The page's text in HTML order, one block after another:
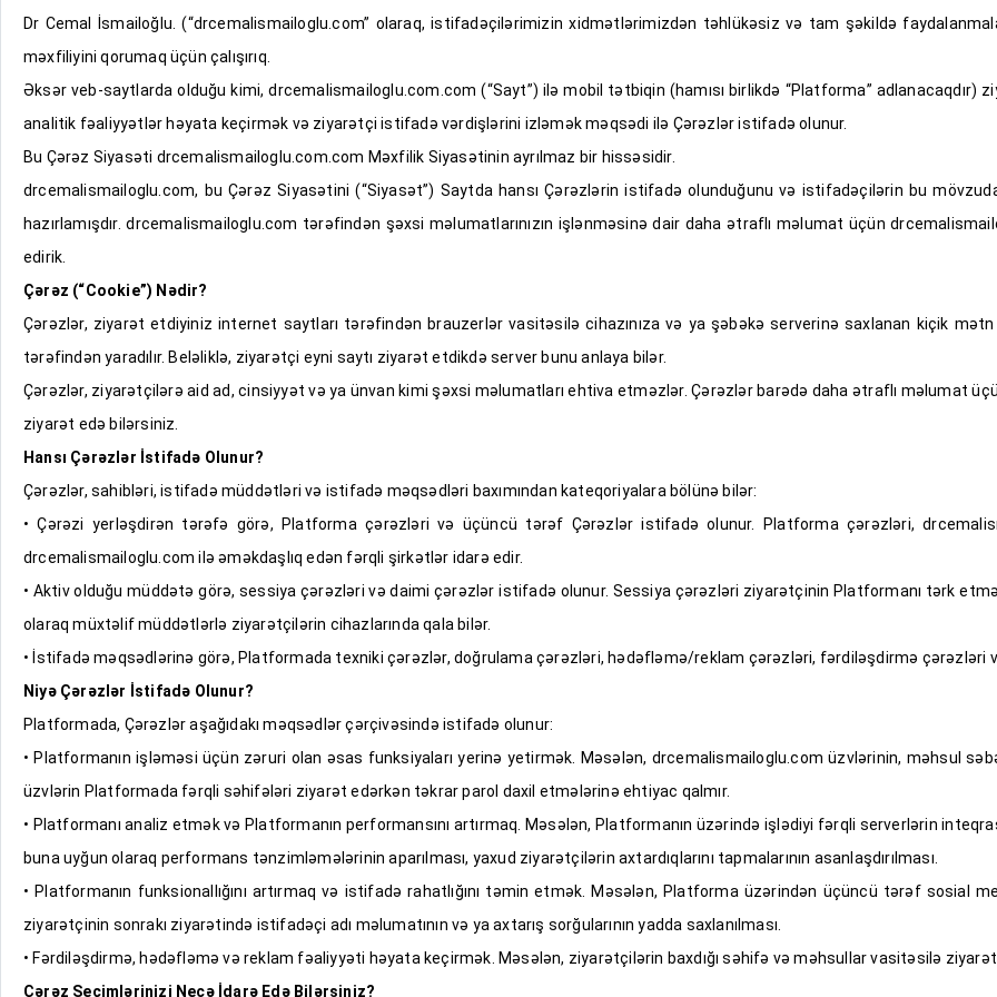
Dr Cemal İsmailoğlu. (“drcemalismailoglu.com” olaraq, istifadəçilərimizin xidmətlərimizdən təhlükəsiz və tam şəkildə
məxfiliyini qorumaq üçün çalışırıq.
Əksər veb-saytlarda olduğu kimi, drcemalismailoglu.com.com (“Sayt”) ilə mobil tətbiqin (hamısı birlikdə “Platforma”
analitik fəaliyyətlər həyata keçirmək və ziyarətçi istifadə vərdişlərini izləmək məqsədi ilə Çərəzlər istifadə olunur.
Bu Çərəz Siyasəti drcemalismailoglu.com.com Məxfilik Siyasətinin ayrılmaz bir hissəsidir.
drcemalismailoglu.com, bu Çərəz Siyasətini (“Siyasət”) Saytda hansı Çərəzlərin istifadə olunduğunu və istifadəçilərin bu
hazırlamışdır. drcemalismailoglu.com tərəfindən şəxsi məlumatlarınızın işlənməsinə dair daha ətraflı məlumat üçün
edirik.
Çərəz (“Cookie”) Nədir?
Çərəzlər, ziyarət etdiyiniz internet saytları tərəfindən brauzerlər vasitəsilə cihazınıza və ya şəbəkə serverinə saxlanan kiçik
tərəfindən yaradılır. Beləliklə, ziyarətçi eyni saytı ziyarət etdikdə server bunu anlaya bilər.
Çərəzlər, ziyarətçilərə aid ad, cinsiyyət və ya ünvan kimi şəxsi məlumatları ehtiva etməzlər. Çərəzlər barədə daha ətraflı məlumat
ziyarət edə bilərsiniz.
Hansı Çərəzlər İstifadə Olunur?
Çərəzlər, sahibləri, istifadə müddətləri və istifadə məqsədləri baxımından kateqoriyalara bölünə bilər:
• Çərəzi yerləşdirən tərəfə görə, Platforma çərəzləri və üçüncü tərəf Çərəzlər istifadə olunur. Platforma çərəzləri,
drcemalismailoglu.com ilə əməkdaşlıq edən fərqli şirkətlər idarə edir.
• Aktiv olduğu müddətə görə, sessiya çərəzləri və daimi çərəzlər istifadə olunur. Sessiya çərəzləri ziyarətçinin Platformanı tərk
olaraq müxtəlif müddətlərlə ziyarətçilərin cihazlarında qala bilər.
• İstifadə məqsədlərinə görə, Platformada texniki çərəzlər, doğrulama çərəzləri, hədəfləmə/reklam çərəzləri, fərdiləşdirmə çərəzləri
Niyə Çərəzlər İstifadə Olunur?
Platformada, Çərəzlər aşağıdakı məqsədlər çərçivəsində istifadə olunur:
• Platformanın işləməsi üçün zəruri olan əsas funksiyaları yerinə yetirmək. Məsələn, drcemalismailoglu.com üzvlərinin, məhsul
üzvlərin Platformada fərqli səhifələri ziyarət edərkən təkrar parol daxil etmələrinə ehtiyac qalmır.
• Platformanı analiz etmək və Platformanın performansını artırmaq. Məsələn, Platformanın üzərində işlədiyi fərqli serverlərin
buna uyğun olaraq performans tənzimləmələrinin aparılması, yaxud ziyarətçilərin axtardıqlarını tapmalarının asanlaşdırılması.
• Platformanın funksionallığını artırmaq və istifadə rahatlığını təmin etmək. Məsələn, Platforma üzərindən üçüncü tərəf sosial
ziyarətçinin sonrakı ziyarətində istifadəçi adı məlumatının və ya axtarış sorğularının yadda saxlanılması.
• Fərdiləşdirmə, hədəfləmə və reklam fəaliyyəti həyata keçirmək. Məsələn, ziyarətçilərin baxdığı səhifə və məhsullar vasitəsilə
Çərəz Seçimlərinizi Necə İdarə Edə Bilərsiniz?